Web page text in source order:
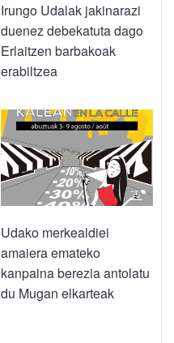
Irungo Udalak jakinarazi
duenez debekatuta dago
Erlaitzen barbakoak
erabiltzea
Udako merkealdiei
amaiera emateko
kanpaina berezia antolatu
du Mugan elkarteak